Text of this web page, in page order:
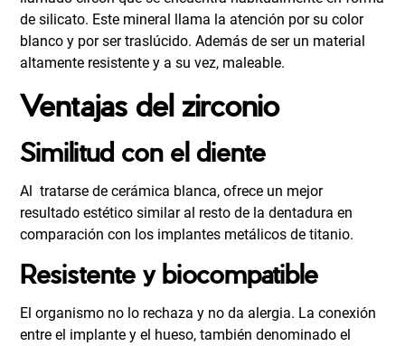
de silicato. Este mineral llama la atención por su color
blanco y por ser traslúcido. Además de ser un material
altamente resistente y a su vez, maleable.
Ventajas del zirconio
Similitud con el diente
Al tratarse de cerámica blanca, ofrece un mejor
resultado estético similar al resto de la dentadura en
comparación con los implantes metálicos detitanio.
Resistente y biocompatible
El organismo no lo rechaza y no da alergia. La conexión
entre el implante y el hueso, también denominado el